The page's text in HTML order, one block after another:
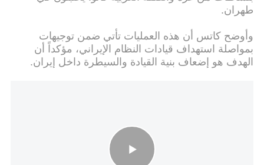
طهران.
وأوضح كاتس أن هذه العمليات تأتي ضمن توجيهات
بمواصلة استهداف قيادات النظام الإيراني، مؤكداً أن
الهدف هو إضعاف بنية القيادة والسيطرة داخل إيران.